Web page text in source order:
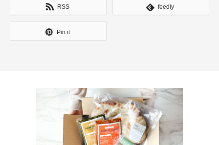
RSS feedly
Pin it